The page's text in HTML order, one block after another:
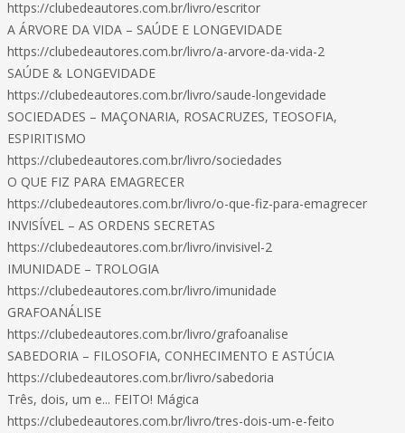
https://clubedeautores.com.br/livro/escritor
A ÁRVORE DA VIDA – SAÚDE E LONGEVIDADE
https://clubedeautores.com.br/livro/a-arvore-da-vida-2
SAÚDE & LONGEVIDADE
https://clubedeautores.com.br/livro/saude-longevidade
SOCIEDADES – MAÇONARIA, ROSACRUZES, TEOSOFIA,
ESPIRITISMO
https://clubedeautores.com.br/livro/sociedades
O QUE FIZ PARA EMAGRECER
https://clubedeautores.com.br/livro/o-que-fiz-para-emagrecer
INVISÍVEL – AS ORDENS SECRETAS
https://clubedeautores.com.br/livro/invisivel-2
IMUNIDADE – TROLOGIA
https://clubedeautores.com.br/livro/imunidade
GRAFOANÁLISE
https://clubedeautores.com.br/livro/grafoanalise
SABEDORIA – FILOSOFIA, CONHECIMENTO E ASTÚCIA
https://clubedeautores.com.br/livro/sabedoria
Três, dois, um e... FEITO! Mágica
https://clubedeautores.com.br/livro/tres-dois-um-e-feito